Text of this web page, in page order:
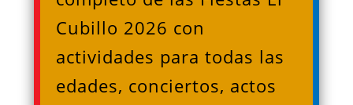
Cubillo 2026 con
actividades para todas las
edades, conciertos, actos